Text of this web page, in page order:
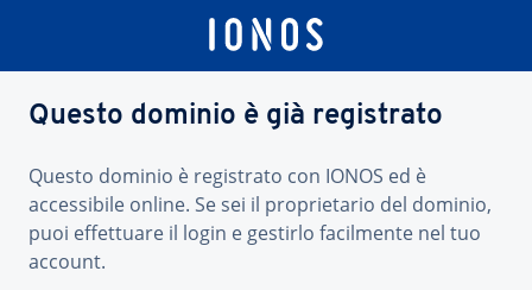
Questo dominio è già registrato
Questo dominio è registrato con IONOS ed è
accessibile online. Se sei il proprietario del dominio,
puoi effettuare il login e gestirlo facilmente nel tuo
account.